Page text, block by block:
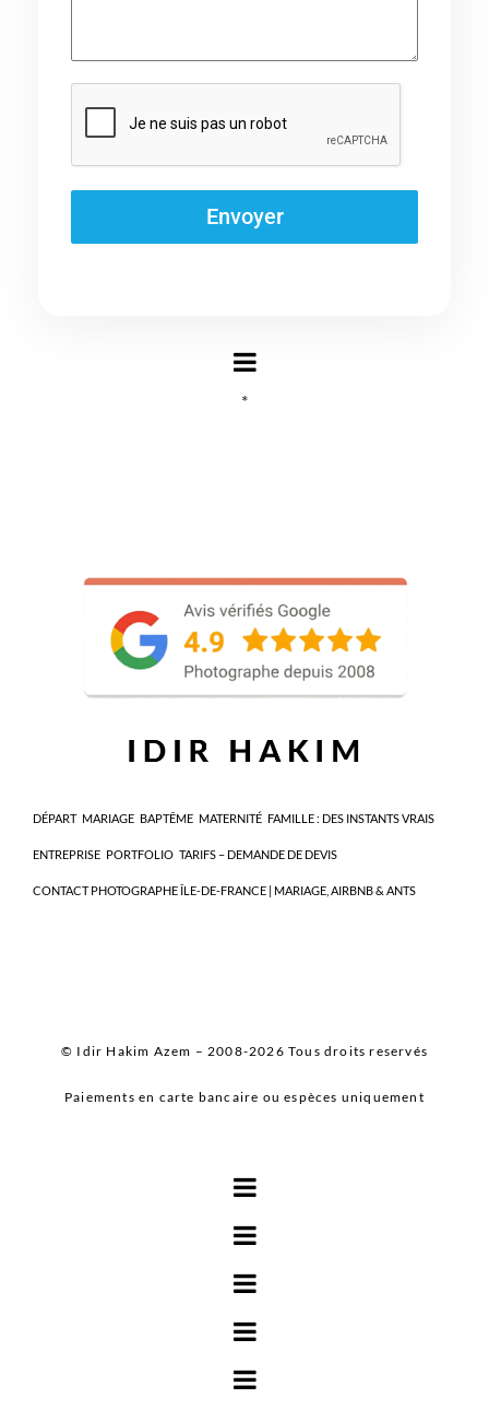
Envoyer
*
DÉPART MARIAGE BAPTÊME MATERNITÉ FAMILLE : DES INSTANTS VRAIS
ENTREPRISE PORTFOLIO TARIFS – DEMANDE DE DEVIS
CONTACT PHOTOGRAPHE ÎLE-DE-FRANCE | MARIAGE, AIRBNB & ANTS
© Idir Hakim Azem – 2008-2026 Tous droits reservés
Paiements en carte bancaire ou espèces uniquement